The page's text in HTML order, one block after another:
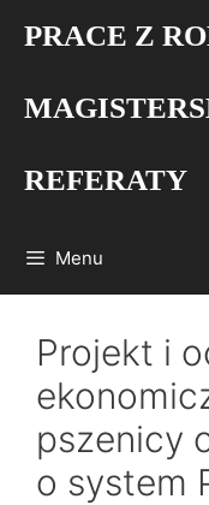
PRACE Z
REFERATY
Menu
Projekt i
pszenicy
o system